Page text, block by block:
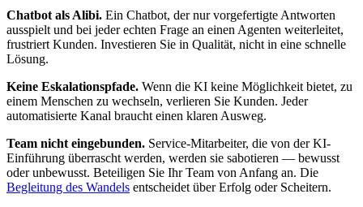
Chatbot als Alibi. Ein Chatbot, der nur vorgefertigte Antworten
ausspielt und bei jeder echten Frage an einen Agenten weiterleitet,
frustriert Kunden. Investieren Sie in Qualität, nicht in eine schnelle
Lösung.
Keine Eskalationspfade. Wenn die KI keine Möglichkeit bietet, zu
einem Menschen zu wechseln, verlieren Sie Kunden. Jeder
automatisierte Kanal braucht einen klaren Ausweg.
Team nicht eingebunden. Service-Mitarbeiter, die von der KI-
Einführung überrascht werden, werden sie sabotieren — bewusst
oder unbewusst. Beteiligen Sie Ihr Team von Anfang an. Die
Begleitung des Wandels entscheidet über Erfolg oder Scheitern.